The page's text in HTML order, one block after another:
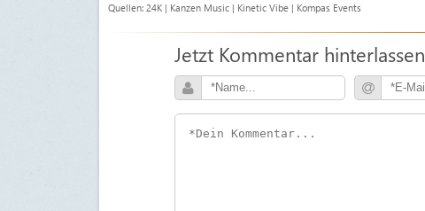
Quellen: 24K | Kanzen Music | Kinetic Vibe | Kompas Events
Jetzt Kommentar hinterlassen